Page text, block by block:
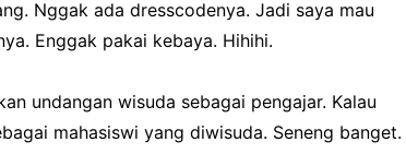
Nggak ada dresscodenya. Jadi saya mau
Enggak pakai kebaya. Hihihi.
undangan wisuda sebagai pengajar. Kalau
mahasiswi yang diwisuda. Seneng banget.